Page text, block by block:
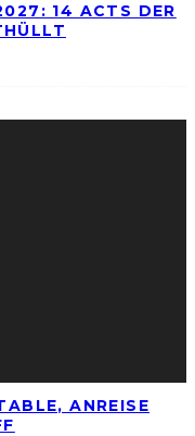
14 ACTS DER
ANREISE